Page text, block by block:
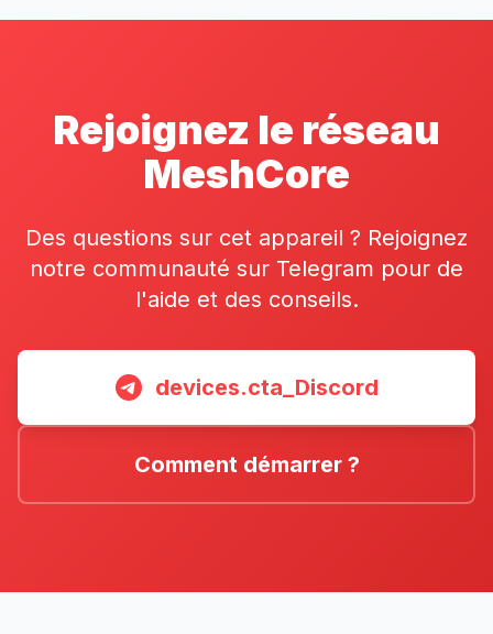
Rejoignez le réseau
MeshCore
Des questions sur cet appareil ? Rejoignez
notre communauté sur Telegram pour de
l'aide et des conseils.
devices.cta_Discord
Comment démarrer ?